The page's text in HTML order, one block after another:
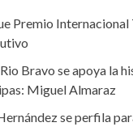
Premio
Bravo se apoya la
Miguel Almaraz
se perfila